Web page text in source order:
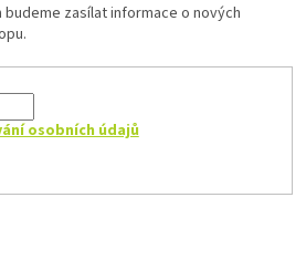
budeme zasílat informace o nových
osobních údajů